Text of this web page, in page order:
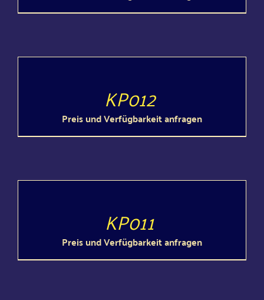
KP012
Preis und Ver­füg­bar­keit anfragen
KP011
Preis und Ver­füg­bar­keit anfragen